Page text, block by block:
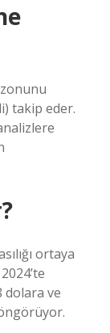
takip eder.
ortaya
dolara ve